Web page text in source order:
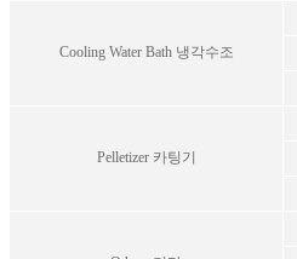
Cooling Water Bath 냉각수조
Pelletizer 카팅기